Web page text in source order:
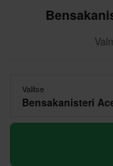
Valitse
Bensakanisteri